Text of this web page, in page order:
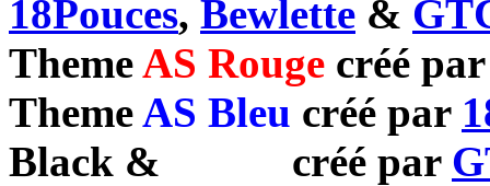
18Pouces, Bewlette &
ThemeAS Rouge créé
ThemeAS Bleu créé par
Black & créé par